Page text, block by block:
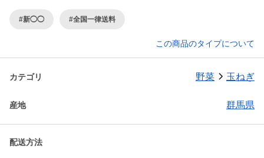
#新◯◯ #全国一律送料
この商品のタイプについて
カテゴリ 野菜 玉ねぎ
産地 群馬県
配送方法